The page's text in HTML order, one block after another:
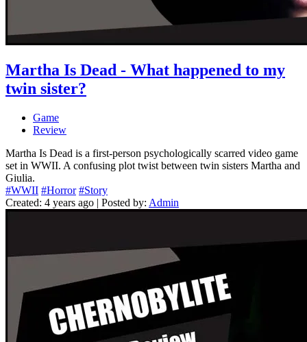
Martha Is Dead - What happened to my
twin sister?
Game
Review
Martha Is Dead is a first-person psychologically scarred video game
set in WWII. A confusing plot twist between twin sisters Martha and
Giulia.
#WWII #Horror #Story
Created: 4 years ago | Posted by: Admin